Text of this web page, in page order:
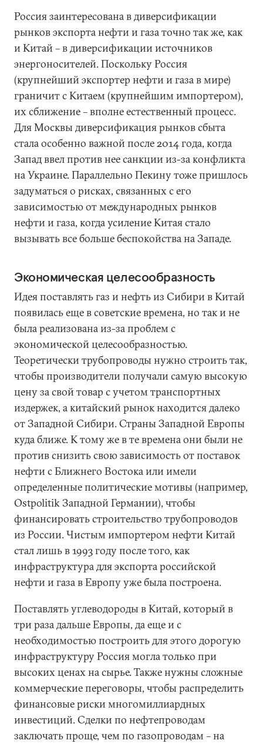
Россия заинтересована в диверсификации
рынков экспорта нефти и газа точно так же, как
и Китай – в диверсификации источников
энергоносителей. Поскольку Россия
(крупнейший экспортер нефти и газа в мире)
граничит с Китаем (крупнейшим импортером),
их сближение – вполне естественный процесс.
Для Москвы диверсификация рынков сбыта
стала особенно важной после 2014 года, когда
Запад ввел против нее санкции из-за конфликта
на Украине. Параллельно Пекину тоже пришлось
задуматься о рисках, связанных с его
зависимостью от международных рынков
нефти и газа, когда усиление Китая стало
вызывать все больше беспокойства на Западе.
Экономическая целесообразность
Идея поставлять газ и нефть из Сибири в Китай
появилась еще в советские времена, но так и не
была реализована из-за проблем с
экономической целесообразностью.
Теоретически трубопроводы нужно строить так,
чтобы производители получали самую высокую
цену за свой товар с учетом транспортных
издержек, а китайский рынок находится далеко
от Западной Сибири. Страны Западной Европы
куда ближе. К тому же в те времена они были не
против снизить свою зависимость от поставок
нефти с Ближнего Востока или имели
определенные политические мотивы (например,
Ostpolitik Западной Германии), чтобы
финансировать строительство трубопроводов
из России. Чистым импортером нефти Китай
стал лишь в 1993 году после того, как
инфраструктура для экспорта российской
нефти и газа в Европу уже была построена.
Поставлять углеводороды в Китай, который в
три раза дальше Европы, да еще и с
необходимостью построить для этого дорогую
инфраструктуру Россия могла только при
высоких ценах на сырье. Также нужны сложные
коммерческие переговоры, чтобы распределить
финансовые риски многомиллиардных
инвестиций. Сделки по нефтепроводам
заключать проще, чем по газопроводам – на